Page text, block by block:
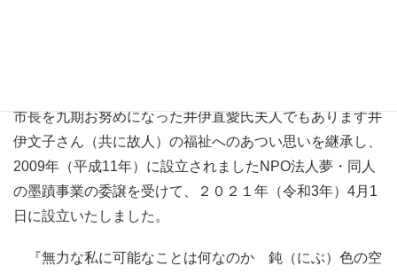
市長を九期お努めになった井伊直愛氏夫人でもあります井
伊文子さん（共に故人）の福祉へのあつい思いを継承し、
2009年（平成11年）に設立されましたNPO法人夢・同人
の墨蹟事業の委譲を受けて、２０２１年（令和3年）4月1
日に設立いたしました。
『無力な私に可能なことは何なのか 鈍（にぶ）色の空